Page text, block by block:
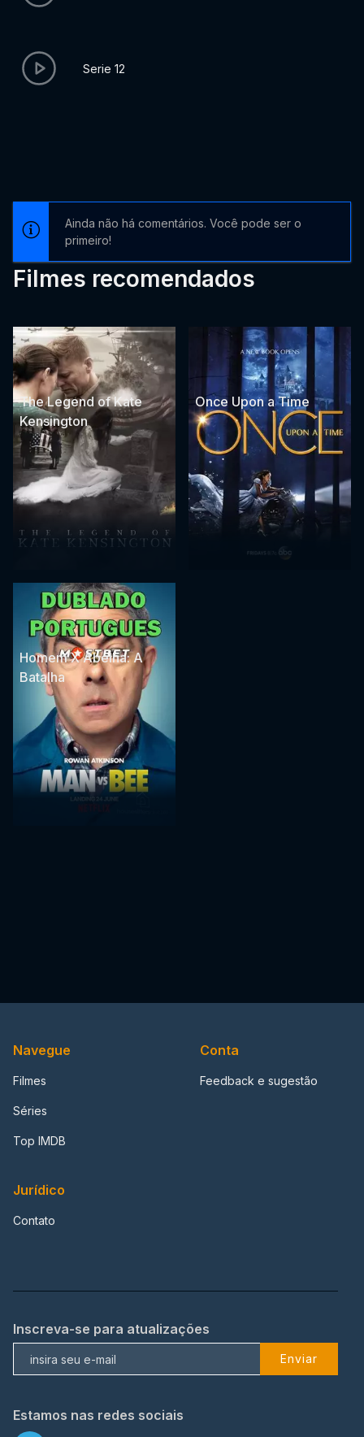
Serie 12
Ainda não há comentários. Você pode ser o
primeiro!
Filmes recomendados
The Legend of Kate
Kensington
Once Upon a Time
Homem X Abelha: A
Batalha
Navegue
Filmes
Séries
Top IMDB
Conta
Feedback e sugestão
Jurídico
Contato
Inscreva-se para atualizações
Enviar
Estamos nas redes sociais